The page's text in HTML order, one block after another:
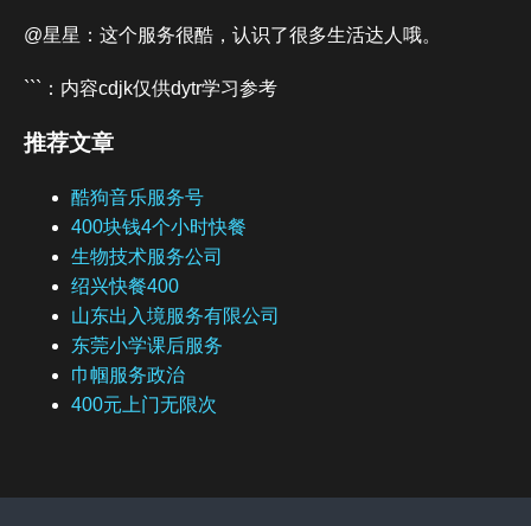
@星星：这个服务很酷，认识了很多生活达人哦。
```：内容cdjk仅供dytr学习参考
推荐文章
酷狗音乐服务号
400块钱4个小时快餐
生物技术服务公司
绍兴快餐400
山东出入境服务有限公司
东莞小学课后服务
巾帼服务政治
400元上门无限次